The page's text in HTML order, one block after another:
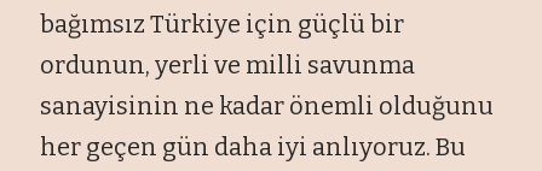
bağımsız Türkiye için güçlü bir
ordunun, yerli ve milli savunma
sanayisinin ne kadar önemli olduğunu
her geçen gün daha iyi anlıyoruz. Bu